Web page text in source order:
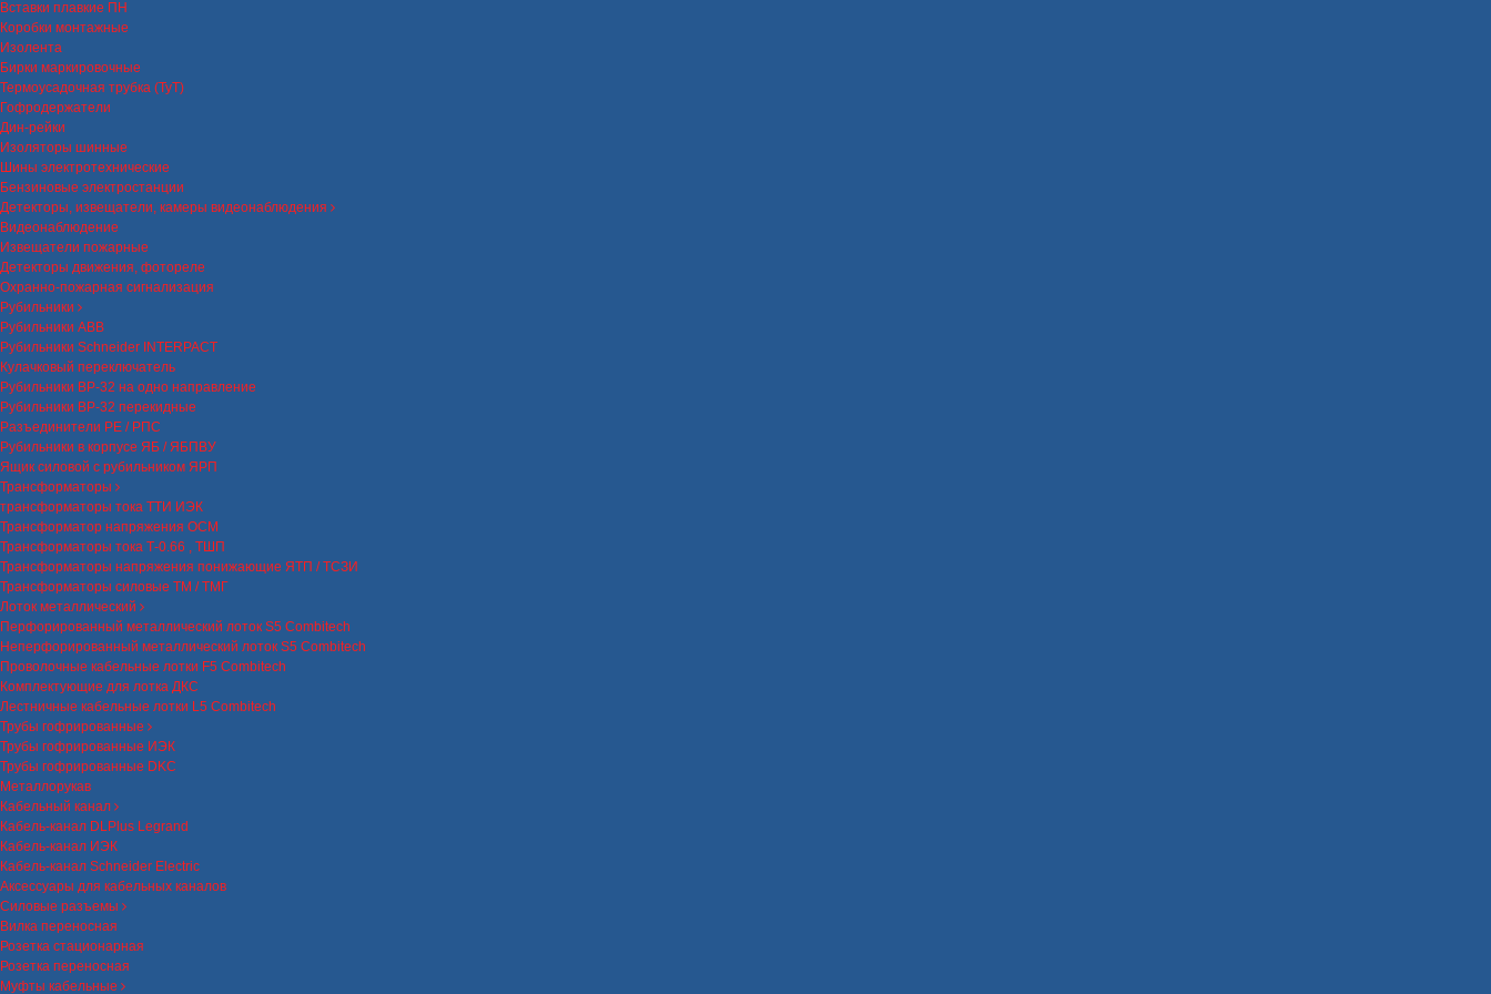
Вставки плавкие ПН
Коробки монтажные
Изолента
Бирки маркировочные
Термоусадочная трубка (ТуТ)
Гофродержатели
Дин-рейки
Изоляторы шинные
Шины электротехнические
Бензиновые электростанции
Детекторы, извещатели, камеры видеонаблюдения
Видеонаблюдение
Извещатели пожарные
Детекторы движения, фотореле
Охранно-пожарная сигнализация
Рубильники
Рубильники ABB
Рубильники Schneider INTERPACT
Кулачковый переключатель
Рубильники ВР-32 на одно направление
Рубильники ВР-32 перекидные
Разъединители РЕ / РПС
Рубильники в корпусе ЯБ / ЯБПВУ
Ящик силовой с рубильником ЯРП
Трансформаторы
трансформаторы тока ТТИ ИЭК
Трансформатор напряжения ОСМ
Трансформаторы тока Т-0.66 , ТШП
Трансформаторы напряжения понижающие ЯТП / ТСЗИ
Трансформаторы силовые ТМ / ТМГ
Лоток металлический
Перфорированный металлический лоток S5 Combitech
Неперфорированный металлический лоток S5 Combitech
Проволочные кабельные лотки F5 Combitech
Комплектующие для лотка ДКС
Лестничные кабельные лотки L5 Combitech
Трубы гофрированные
Трубы гофрированные ИЭК
Трубы гофрированные DKC
Металлорукав
Кабельный канал
Кабель-канал DLPlus Legrand
Кабель-канал ИЭК
Кабель-канал Schneider Electric
Аксессуары для кабельных каналов
Силовые разъемы
Вилка переносная
Розетка стационарная
Розетка переносная
Муфты кабельные